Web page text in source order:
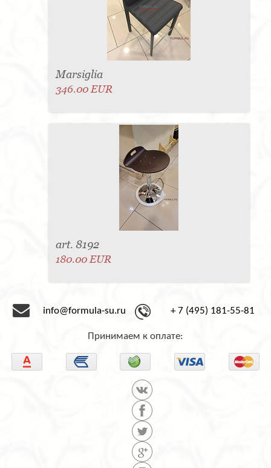
Marsiglia
346.00 EUR
art. 8192
180.00 EUR
info@formula-su.ru + 7 (495) 181-55-81
Принимаем к оплате: